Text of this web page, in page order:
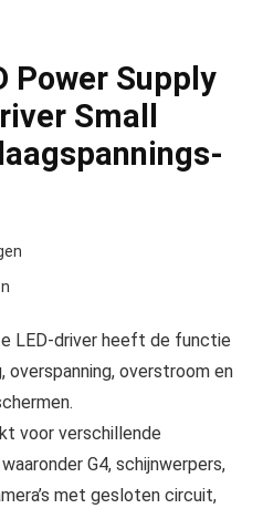
Power Supply
Small
LED-driver heeft de functie
overstroom en
voor verschillende
G4, schijnwerpers,
met gesloten circuit,